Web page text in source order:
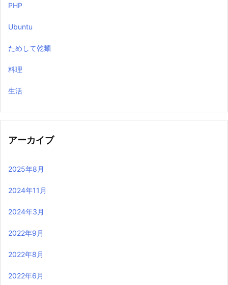
PHP
Ubuntu
ためして乾麺
料理
生活
アーカイブ
2025年8月
2024年11月
2024年3月
2022年9月
2022年8月
2022年6月